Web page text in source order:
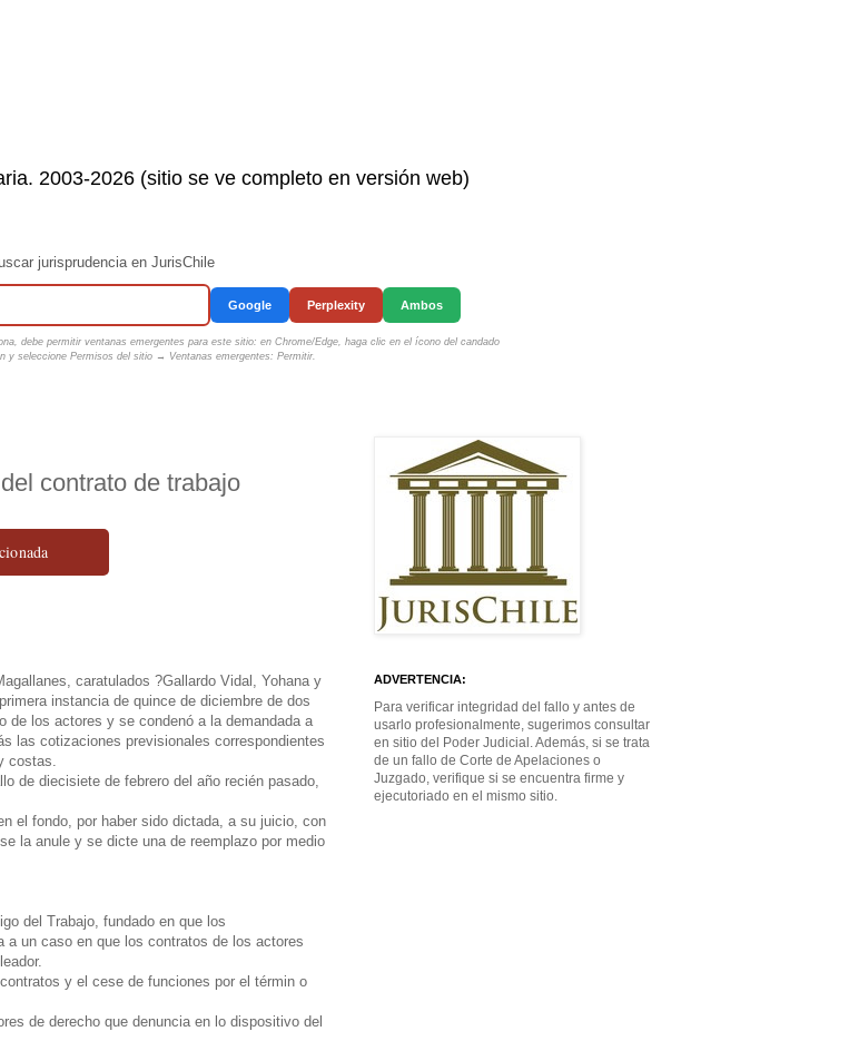
2003-2026 (sitio se ve completo en versión web)
jurisprudencia en JurisChile
Google Perplexity Ambos
debe permitir ventanas emergentes para este sitio: en Chrome/Edge, haga clic en el ícono del candado
y seleccione Permisos del sitio → Ventanas emergentes: Permitir.
contrato de trabajo
caratulados ?Gallardo Vidal, Yohana y
instancia de quince de diciembre de dos
de los actores y se condenó a la demandada a
las cotizaciones previsionales correspondientes
costas.
de diecisiete de febrero del año recién pasado,
el fondo, por haber sido dictada, a su juicio, con
la anule y se dicte una de reemplazo por medio
del Trabajo, fundado en que los
a un caso en que los contratos de los actores
y el cese de funciones por el términ o
de derecho que denuncia en lo dispositivo del
ADVERTENCIA:
Para verificar integridad del fallo y antes de
usarlo profesionalmente, sugerimos consultar
en sitio del Poder Judicial. Además, si se trata
de un fallo de Corte de Apelaciones o
Juzgado, verifique si se encuentra firme y
ejecutoriado en el mismo sitio.